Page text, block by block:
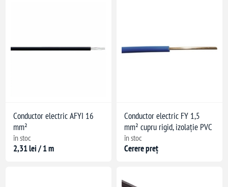
Conductor electric AFYI 16
mm²
în stoc
2,31 lei / 1 m
Conductor electric FY 1,5
mm² cupru rigid, izolație PVC
în stoc
Cerere preț